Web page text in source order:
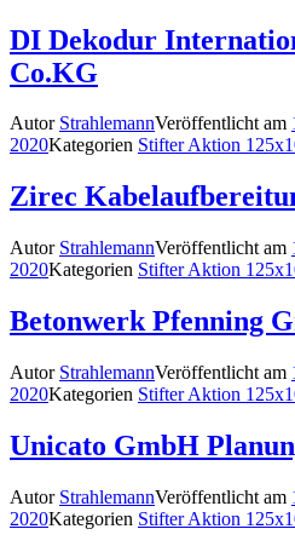
DI Dekodur
Co.KG
Autor StrahlemannVeröffentlicht am
2020Kategorien Stifter Aktion
Zirec
Autor StrahlemannVeröffentlicht am
2020Kategorien Stifter Aktion
Betonwerk Pfenning
Autor StrahlemannVeröffentlicht am
2020Kategorien Stifter Aktion
Unicato GmbH
Autor StrahlemannVeröffentlicht am
2020Kategorien Stifter Aktion